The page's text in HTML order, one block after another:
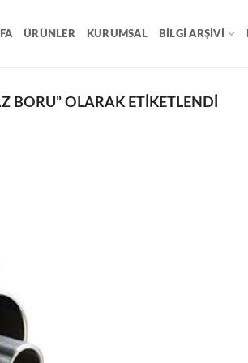
ÜRÜNLER KURUMSAL BILGI ARŞIVI
BORU” OLARAK ETIKETLENDI